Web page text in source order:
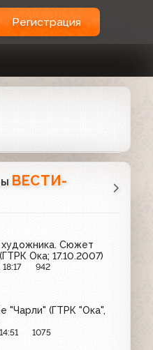
Регистрация
ВЕСТИ-
художника. Сюжет
Ока; 17.10.2007)
942
"Чарли" (ГТРК "Ока",
1075